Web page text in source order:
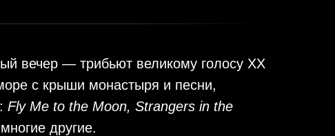
вечер — трибьют великому голосу ХХ
с крыши монастыря и песни,
Fly Me to the Moon, Strangers in the
другие.